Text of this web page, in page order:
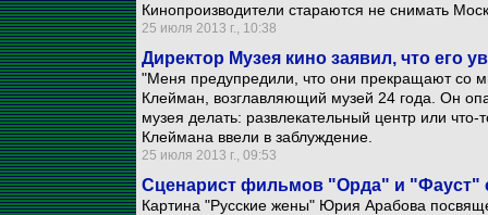
Кинопроизводители стараются не снимать
25 июля 2013 г., 10:38
Директор Музея кино заявил, что его
"Меня предупредили, что они прекращают со
Клейман, возглавляющий музей 24 года. Он
музея делать: развлекательный центр или что-
Клеймана ввели в заблуждение.
25 июля 2013 г., 09:53
Сценарист фильмов "Орда" и "Фауст"
Картина "Русские жены" Юрия Арабова